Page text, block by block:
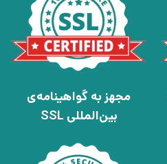
مجهز به گواهینامه‌ی
بین‌المللی SSL